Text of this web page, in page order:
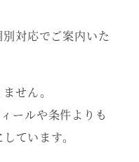
対応でご案内いた
せん。
ールや条件よりも
ています。